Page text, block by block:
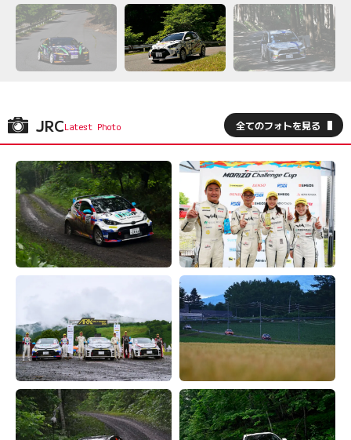
JRC 全てのフォトを見る